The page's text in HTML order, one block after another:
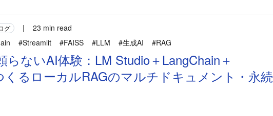
グ |
23 min read
#Streamlit #FAISS #LLM #生成AI #RAG
らないAI体験：LM Studio＋LangChain＋
くるローカルRAGのマルチドキュメント・永続